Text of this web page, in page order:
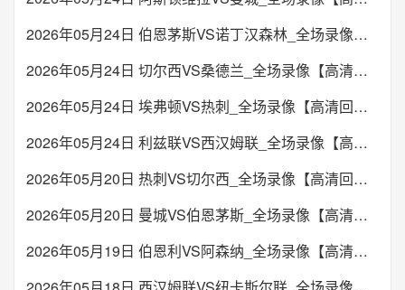
2026年05月24日 伯恩茅斯VS诺丁汉森林_全场录像【高清回放】
2026年05月24日 切尔西VS桑德兰_全场录像【高清回放】
2026年05月24日 埃弗顿VS热刺_全场录像【高清回放】
2026年05月24日 利兹联VS西汉姆联_全场录像【高清回放】
2026年05月20日 热刺VS切尔西_全场录像【高清回放】
2026年05月20日 曼城VS伯恩茅斯_全场录像【高清回放】
2026年05月19日 伯恩利VS阿森纳_全场录像【高清回放】